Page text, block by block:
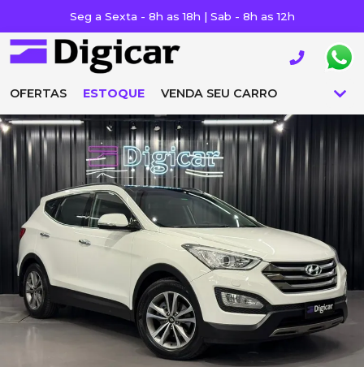
Seg a Sexta - 8h as 18h | Sab - 8h as 12h
OFERTAS ESTOQUE VENDA SEU CARRO